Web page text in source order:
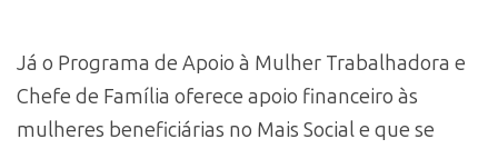
Já o Programa de Apoio à Mulher Trabalhadora e
Chefe de Família oferece apoio financeiro às
mulheres beneficiárias no Mais Social e que se